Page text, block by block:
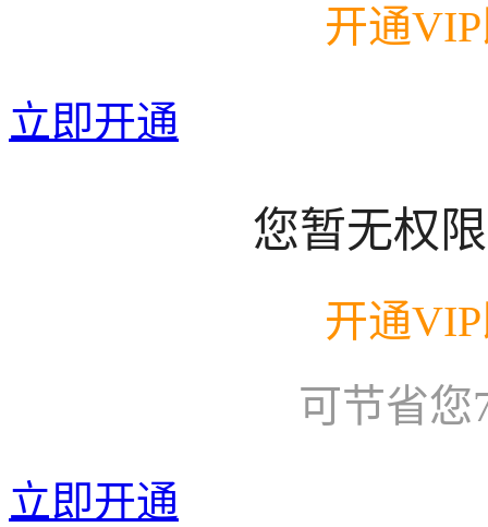
开通
立即开通
您暂无权
开通
可节省您
立即开通